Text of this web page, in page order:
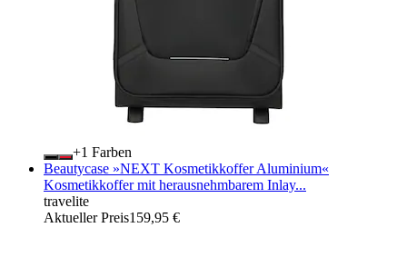
+
Farben
Beautycase »NEXT Kosmetikkoffer Aluminium«
Kosmetikkoffer mit herausnehmbarem Inlay...
travelite
Aktueller Preis159,95 €